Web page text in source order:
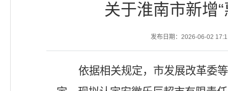
关于淮南市新增
发布日期：2026-06-02
依据相关规定，市发展改革委